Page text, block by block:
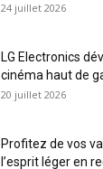
24 juillet 2026
LG Electronics
cinéma haut de
20 juillet 2026
Profitez de vos
l’esprit léger en